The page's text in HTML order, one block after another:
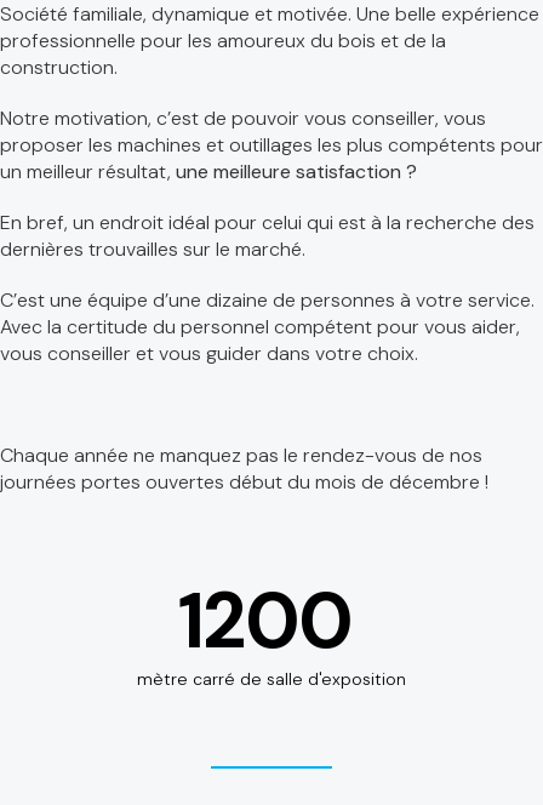
Société familiale, dynamique et motivée. Une belle expérience
professionnelle pour les amoureux du bois et de la
construction.
Notre motivation, c’est de pouvoir vous conseiller, vous
proposer les machines et outillages les plus compétents pour
un meilleur résultat, une meilleure satisfaction ?
En bref, un endroit idéal pour celui qui est à la recherche des
dernières trouvailles sur le marché.
C’est une équipe d’une dizaine de personnes à votre service.
Avec la certitude du personnel compétent pour vous aider,
vous conseiller et vous guider dans votre choix.
Chaque année ne manquez pas le rendez-vous de nos
journées portes ouvertes début du mois de décembre !
1200
mètre carré de salle d'exposition